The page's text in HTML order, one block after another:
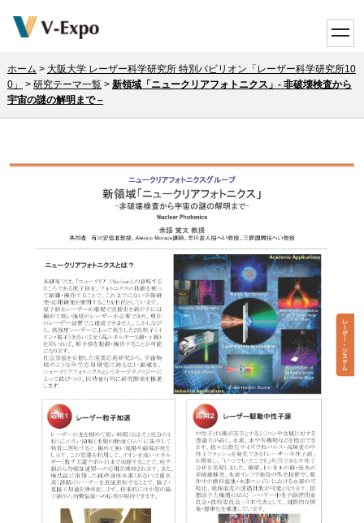
ホーム > 大阪大学 レーザー科学研究所 特別パビリオン「レーザー科学研究所10
0」
> 研究テーマ一覧> 新領域「ニュークリアフォトニクス」- 非破壊検査から
宇宙の謎の解明まで –